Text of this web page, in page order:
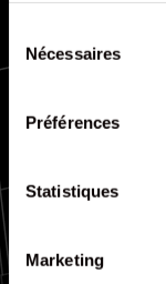
Nécessaires
Préférences
Statistiques
Marketing